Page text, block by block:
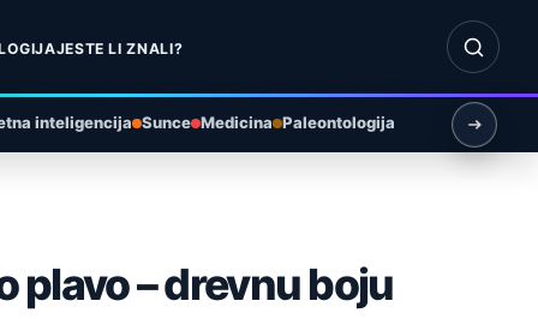
JESTE LI ZNALI?
Otvori
inteligencija Sunce Medicina Paleontologija
– drevnu boju